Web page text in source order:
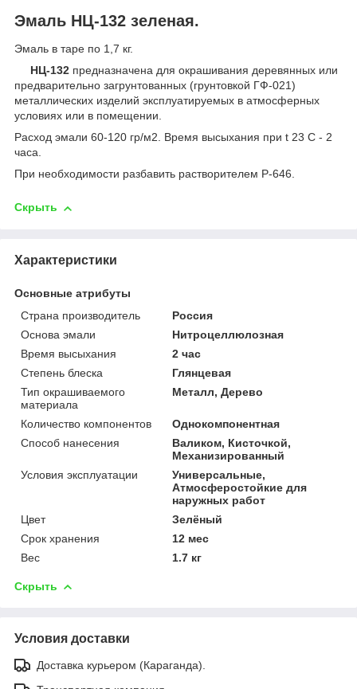
Эмаль НЦ-132 зеленая.
Эмаль в таре по 1,7 кг.
НЦ-132 предназначена для окрашивания деревянных или
предварительно загрунтованных (грунтовкой ГФ-021)
металлических изделий эксплуатируемых в атмосферных
условиях или в помещении.
Расход эмали 60-120 гр/м2. Время высыхания при t 23 С - 2
часа.
При необходимости разбавить растворителем Р-646.
Скрыть
Характеристики
Основные атрибуты
Страна производитель
Россия
Основа эмали
Нитроцеллюлозная
Время высыхания
2 час
Степень блеска
Глянцевая
Тип окрашиваемого
материала
Металл, Дерево
Количество компонентов
Однокомпонентная
Способ нанесения
Валиком, Кисточкой,
Механизированный
Условия эксплуатации
Универсальные,
Атмосферостойкие для
наружных работ
Цвет
Зелёный
Срок хранения
12 мес
Вес
1.7 кг
Скрыть
Условия доставки
Доставка курьером (Караганда).